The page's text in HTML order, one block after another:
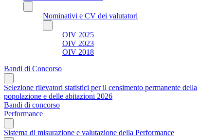
Nominativi e CV dei valutatori
OIV 2025
OIV 2023
OIV 2018
Bandi di Concorso
Selezione rilevatori statistici per il censimento permanente della
popolazione e delle abitazioni 2026
Bandi di concorso
Performance
Sistema di misurazione e valutazione della Performance